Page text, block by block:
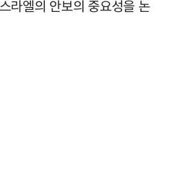
라엘의 안보의 중요성을 논